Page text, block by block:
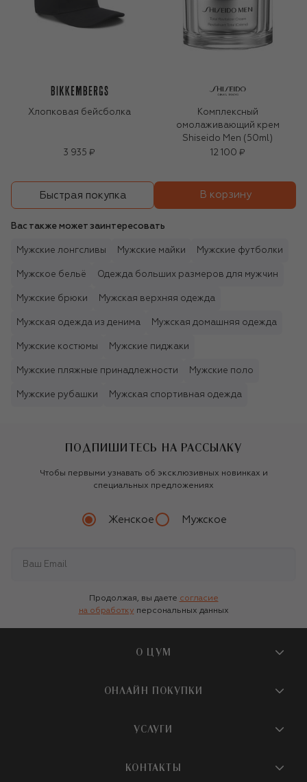
Хлопковая бейсболка
3 935 ₽
Комплексный
омолаживающий крем
Shiseido Men (50ml)
12 100 ₽
Быстрая покупка В корзину
Вас также может заинтересовать
Мужские лонгсливы Мужские майки Мужские футболки
Мужское бельё Одежда больших размеров для мужчин
Мужские брюки Мужская верхняя одежда
Мужская одежда из денима Мужская домашняя одежда
Мужские костюмы Мужские пиджаки
Мужские пляжные принадлежности Мужские поло
Мужские рубашки Мужская спортивная одежда
ПОДПИШИТЕСЬ НА РАССЫЛКУ
Чтобы первыми узнавать об эксклюзивных новинках и
специальных предложениях
Женское Мужское
Продолжая, вы даете согласие
на обработку персональных данных
О ЦУМ
О магазине
Бутики и ПВЗ ЦУМ
ОНЛАЙН ПОКУПКИ
Доставка
УСЛУГИ
КОНТАКТЫ